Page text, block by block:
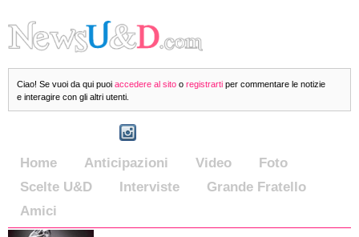
Ciao! Se vuoi da qui puoi accedere al sito o registrarti per commentare le notizie
e interagire con gli altri utenti.
Home Anticipazioni Video
Foto
Scelte U&D
Interviste
Grande Fratello
Amici